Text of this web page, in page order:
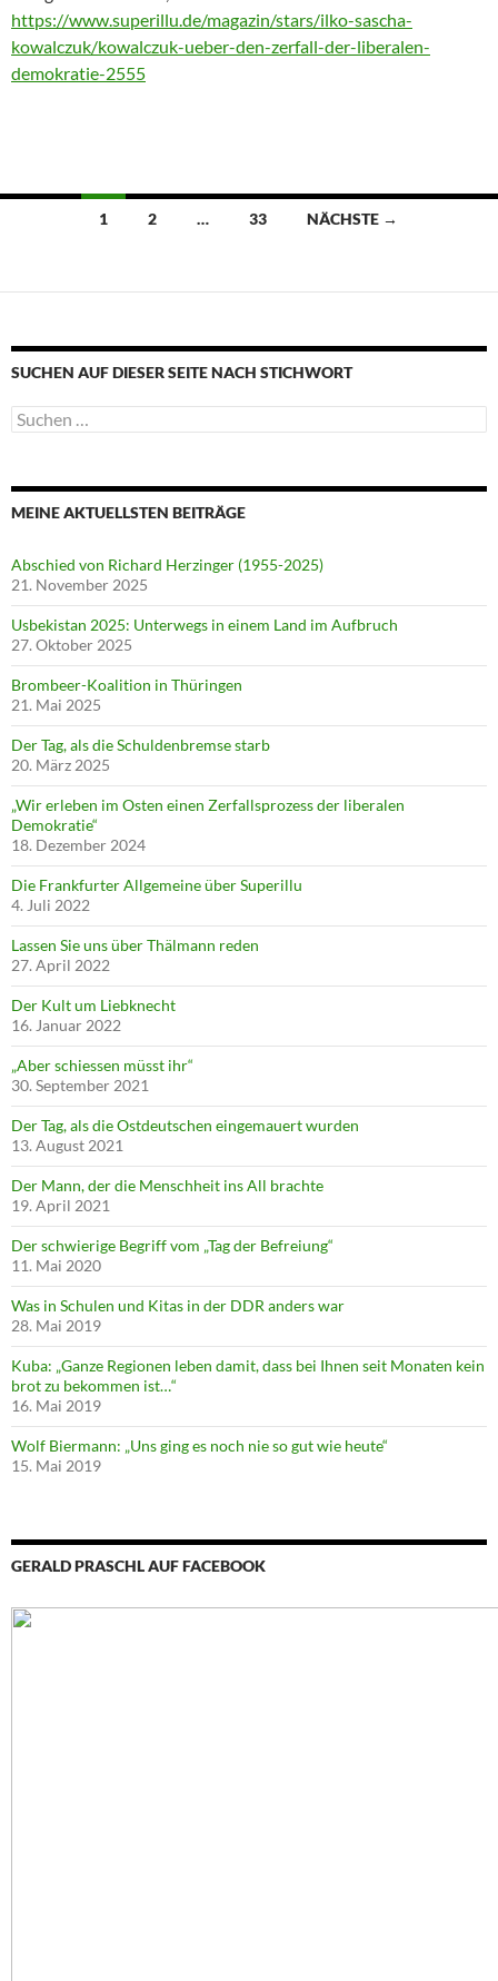
https://www.superillu.de/magazin/stars/ilko-sascha-
kowalczuk/kowalczuk-ueber-den-zerfall-der-liberalen-
demokratie-2555
Beitragsnavigation
1 2 … 33 NÄCHSTE →
SUCHEN AUF DIESER SEITE NACH STICHWORT
Suche
nach:
MEINE AKTUELLSTEN BEITRÄGE
Abschied von Richard Herzinger (1955-2025)
21. November 2025
Usbekistan 2025: Unterwegs in einem Land im Aufbruch
27. Oktober 2025
Brombeer-Koalition in Thüringen
21. Mai 2025
Der Tag, als die Schuldenbremse starb
20. März 2025
„Wir erleben im Osten einen Zerfallsprozess der liberalen
Demokratie“
18. Dezember 2024
Die Frankfurter Allgemeine über Superillu
4. Juli 2022
Lassen Sie uns über Thälmann reden
27. April 2022
Der Kult um Liebknecht
16. Januar 2022
„Aber schiessen müsst ihr“
30. September 2021
Der Tag, als die Ostdeutschen eingemauert wurden
13. August 2021
Der Mann, der die Menschheit ins All brachte
19. April 2021
Der schwierige Begriff vom „Tag der Befreiung“
11. Mai 2020
Was in Schulen und Kitas in der DDR anders war
28. Mai 2019
Kuba: „Ganze Regionen leben damit, dass bei Ihnen seit Monaten kein
brot zu bekommen ist…“
16. Mai 2019
Wolf Biermann: „Uns ging es noch nie so gut wie heute“
15. Mai 2019
GERALD PRASCHL AUF FACEBOOK